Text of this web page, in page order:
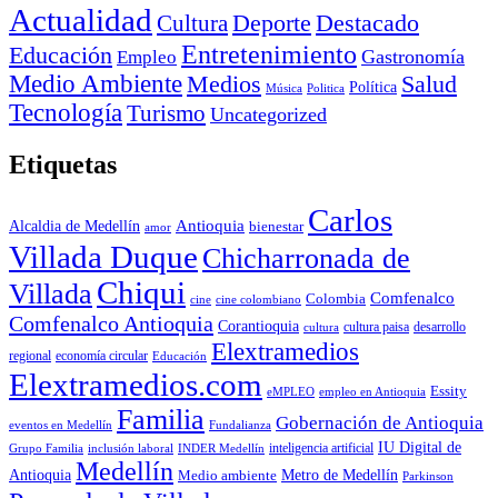
Actualidad Cultura Deporte Destacado
Educación Empleo Entretenimiento Gastronomía
Medio AmbienteMedios Música Politica Política Salud
Tecnología Turismo Uncategorized
Etiquetas
Alcaldia de Medellín amor Antioquia bienestar Carlos
Villada Duque Chicharronada de
Villada Chiqui cine cine colombiano Colombia Comfenalco
Comfenalco Antioquia Corantioquia cultura cultura paisa desarrollo
regional economía circular Educación Elextramedios
Elextramedios.com eMPLEO empleo en Antioquia Essity
eventos en Medellín Familia Fundalianza Gobernación de Antioquia
Grupo Familia inclusión laboral INDER Medellín inteligencia artificial IU Digital de
Antioquia Medellín Medio ambiente Metro de Medellín Parkinson